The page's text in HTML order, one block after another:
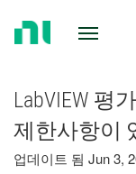
LabVIEW 평
제한사항이
업데이트 됨 Jun 3,